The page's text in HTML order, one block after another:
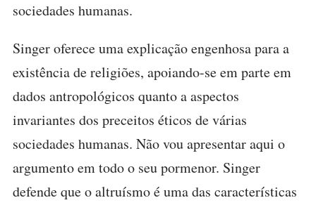
sociedades humanas.
Singer oferece uma explicação engenhosa para a
existência de religiões, apoiando-se em parte em
dados antropológicos quanto a aspectos
invariantes dos preceitos éticos de várias
sociedades humanas. Não vou apresentar aqui o
argumento em todo o seu pormenor. Singer
defende que o altruísmo é uma das características